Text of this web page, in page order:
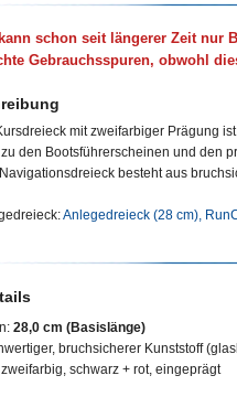
schon seit längerer Zeit nur
Gebrauchsspuren, obwohl
mit zweifarbiger Prägung
den Bootsführerscheinen und den
besteht aus
Anlegedreieck (28 cm),
28,0 cm (Basislänge)
bruchsicherer Kunststoff
schwarz + rot, eingeprägt